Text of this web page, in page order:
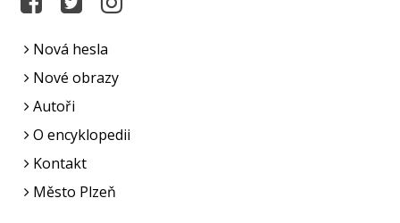
Nová hesla
Nové obrazy
Autoři
O encyklopedii
Kontakt
Město Plzeň